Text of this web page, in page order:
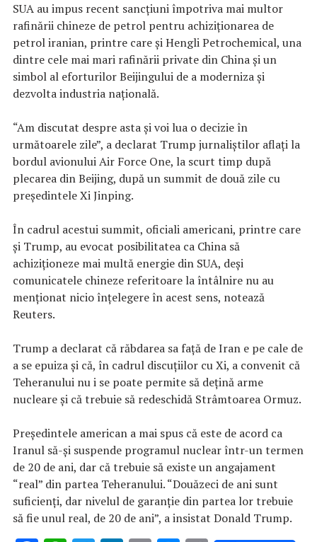
SUA au impus recent sancţiuni împotriva mai multor
rafinării chineze de petrol pentru achiziţionarea de
petrol iranian, printre care şi Hengli Petrochemical, una
dintre cele mai mari rafinării private din China şi un
simbol al eforturilor Beijingului de a moderniza şi
dezvolta industria naţională.
“Am discutat despre asta şi voi lua o decizie în
următoarele zile”, a declarat Trump jurnaliştilor aflaţi la
bordul avionului Air Force One, la scurt timp după
plecarea din Beijing, după un summit de două zile cu
preşedintele Xi Jinping.
În cadrul acestui summit, oficiali americani, printre care
şi Trump, au evocat posibilitatea ca China să
achiziţioneze mai multă energie din SUA, deşi
comunicatele chineze referitoare la întâlnire nu au
menţionat nicio înţelegere în acest sens, notează
Reuters.
Trump a declarat că răbdarea sa faţă de Iran e pe cale de
a se epuiza şi că, în cadrul discuţiilor cu Xi, a convenit că
Teheranului nu i se poate permite să deţină arme
nucleare şi că trebuie să redeschidă Strâmtoarea Ormuz.
Preşedintele american a mai spus că este de acord ca
Iranul să-şi suspende programul nuclear într-un termen
de 20 de ani, dar că trebuie să existe un angajament
“real” din partea Teheranului. “Douăzeci de ani sunt
suficienţi, dar nivelul de garanţie din partea lor trebuie
să fie unul real, de 20 de ani”, a insistat Donald Trump.